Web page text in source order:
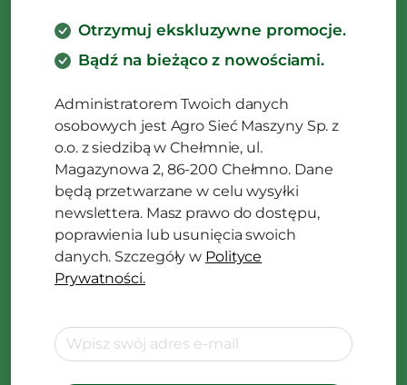
Otrzymuj ekskluzywne promocje.
Bądź na bieżąco z nowościami.
Administratorem Twoich danych
osobowych jest Agro Sieć Maszyny Sp. z
o.o. z siedzibą w Chełmnie, ul.
Magazynowa 2, 86-200 Chełmno. Dane
będą przetwarzane w celu wysyłki
newslettera. Masz prawo do dostępu,
poprawienia lub usunięcia swoich
danych. Szczegóły w Polityce
Prywatności.